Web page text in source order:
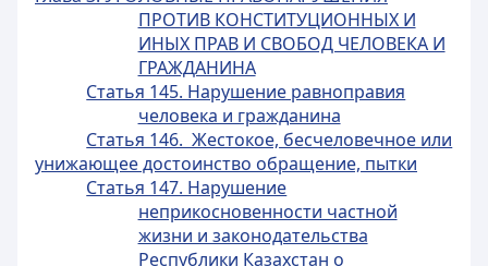
ПРОТИВ КОНСТИТУЦИОННЫХ И
ИНЫХ ПРАВ И СВОБОД ЧЕЛОВЕКА И
ГРАЖДАНИНА
Статья 145. Нарушение равноправия
человека и гражданина
Статья 146. Жестокое, бесчеловечное или
унижающее достоинство обращение, пытки
Статья 147. Нарушение
неприкосновенности частной
жизни и законодательства
Республики Казахстан о